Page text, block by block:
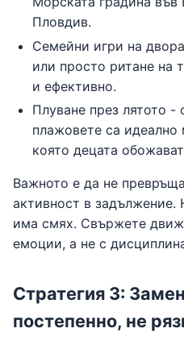
Пловдив.
Семейни игри на
или просто ритане на
и ефективно.
Плуване през лятото -
плажовете са идеално
която децата
Важното е да не
активност в задължение.
има смях. Свържете
емоции, а не с
Стратегия 3:
постепенно, не